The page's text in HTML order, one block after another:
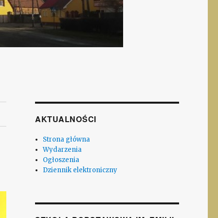
AKTUALNOŚCI
Strona główna
Wydarzenia
Ogłoszenia
Dziennik elektroniczny